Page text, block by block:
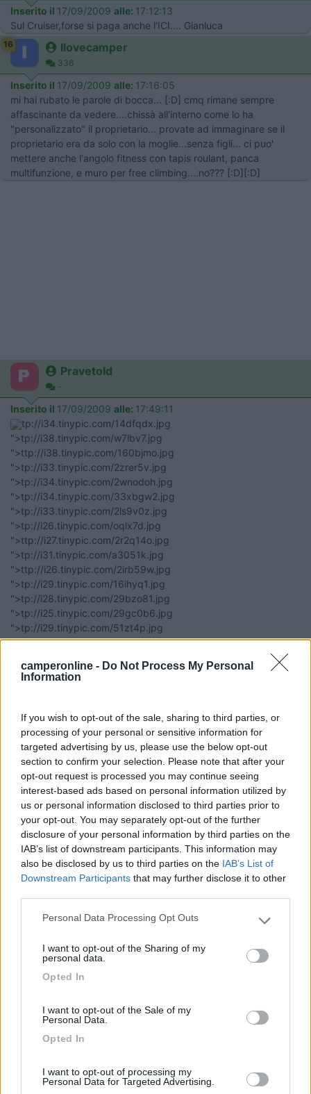
camperonline - Do Not Process My Personal
Information
If you wish to opt-out of the sale, sharing to third parties, or
processing of your personal or sensitive information for
targeted advertising by us, please use the below opt-out
section to confirm your selection. Please note that after your
opt-out request is processed you may continue seeing
interest-based ads based on personal information utilized by
us or personal information disclosed to third parties prior to
your opt-out. You may separately opt-out of the further
disclosure of your personal information by third parties on the
IAB’s list of downstream participants. This information may
also be disclosed by us to third parties on the IAB’s List of
Downstream Participants that may further disclose it to other
Please note that this website/app uses one or more Google
not limited to your visit or usage behaviour. You may click to
grant or deny consent to Google and its third-party tags to
use your data for below specified purposes in below Google
Personal Data Processing Opt Outs
I want to opt-out of the Sharing of my
personal data.
Opted In
I want to opt-out of the Sale of my
Personal Data.
Opted In
I want to opt-out of processing my
Personal Data for Targeted Advertising.
Inserito il 17/09/2009 alle: 17:12:13
Sul Cruiser,forse si paga anche l'ICI.... Gianluca
16 Ilovecamper
336
Inserito il 17/09/2009 alle: 17:16:05
mi hai rubato le parole di bocca... [:D] cmq rimane sempre
affascinante da vedere....chissà all'interno come lo ha
"personalizzato" il proprietario... provate ad immaginare se il
proprietario era da solo con la moglie...senza figli... ci puo'
mettere anche l'angolo fitness con tapis roulant, panca
multifunzione, e muro per free climbing....no??? [:D][:D]
Pravetold
-
Inserito il 17/09/2009 alle: 17:49:11
tp://i34.tinypic.com/14dfqdx.jpg
">tp://i38.tinypic.com/w7lbv7.jpg
">ttp://i38.tinypic.com/160bjmo.jpg
">tp://i33.tinypic.com/2zrer5v.jpg
">tp://i34.tinypic.com/2wnodoh.jpg
">tp://i34.tinypic.com/33xbgw2.jpg
">tp://i33.tinypic.com/2ls9v0z.jpg
">tp://i26.tinypic.com/oqlx7d.jpg
">ttp://i27.tinypic.com/2r2q14o.jpg
">tp://i31.tinypic.com/a3051k.jpg
">ttp://i26.tinypic.com/2irb59w.jpg
">tp://i29.tinypic.com/16ihyq1.jpg
">tp://i28.tinypic.com/29bzo81.jpg
">tp://i25.tinypic.com/29gc0b6.jpg
">tp://i29.tinypic.com/51zt4p.jpg
">ttp://i26.tinypic.com/14u89rb.jpg
">http://i26.tinypic.com/eas6fk.jpg
">ttp://i25.tinypic.com/21mi8sh.jpg
">tp://i32.tinypic.com/10qdwqx.jpg
">tp://i29.tinypic.com/4r6akz.jpg
">ttp://i26.tinypic.com/2s00b38.jpg
">tp://i31.tinypic.com/15s7khw.jpg
">tp://i32.tinypic.com/263g1uo.jpg
">tp://i28.tinypic.com/24g7xqt.jpg
">tp://i27.tinypic.com/2ptcok4.jpg
">tp://i28.tinypic.com/2hp0xlt.jpg
">tp://i30.tinypic.com/34i5wex.jpg
">tp://i31.tinypic.com/2iqzhmr.jpg
">tp://i29.tinypic.com/x5a6gm.jpg
">tp://i26.tinypic.com/ff7pmb.jpg ">mg-responsive"
Burstner Argos
Carthago chic
Concorde
Dethleffs
Gulstream
Hymer
Keppler Mobil
Visto mentre andavo a Mondo Natura sulla A14
Mobilvetta+ Smart
Niesmann e bischoff
Hymer
Modificato da Pravetold il 20/09/2009 alle 10:28:34